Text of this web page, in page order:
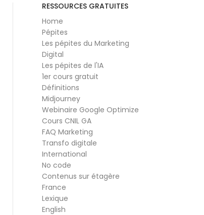
RESSOURCES GRATUITES
Home
Pépites
Les pépites du Marketing
Digital
Les pépites de l'IA
1er cours gratuit
Définitions
Midjourney
Webinaire Google Optimize
Cours CNIL GA
FAQ Marketing
Transfo digitale
International
No code
Contenus sur étagère
France
Lexique
English